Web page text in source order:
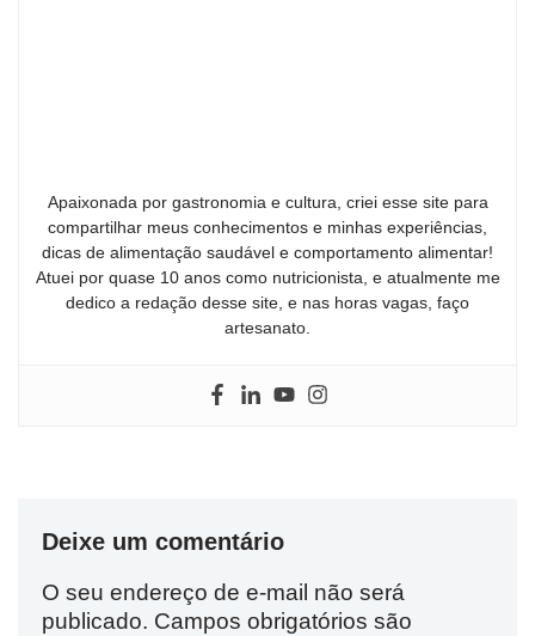
Apaixonada por gastronomia e cultura, criei esse site para
compartilhar meus conhecimentos e minhas experiências,
dicas de alimentação saudável e comportamento alimentar!
Atuei por quase 10 anos como nutricionista, e atualmente me
dedico a redação desse site, e nas horas vagas, faço
artesanato.
Deixe um comentário
O seu endereço de e-mail não será
publicado. Campos obrigatórios são